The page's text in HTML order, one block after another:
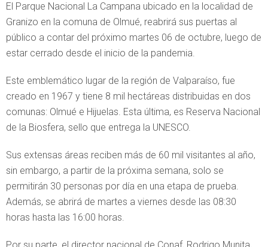
El Parque Nacional La Campana ubicado en la localidad de
Granizo en la comuna de Olmué, reabrirá sus puertas al
público a contar del próximo martes 06 de octubre, luego de
estar cerrado desde el inicio de la pandemia.
Este emblemático lugar de la región de Valparaíso, fue
creado en 1967 y tiene 8 mil hectáreas distribuidas en dos
comunas: Olmué e Hijuelas. Esta última, es Reserva Nacional
de la Biosfera, sello que entrega la UNESCO.
Sus extensas áreas reciben más de 60 mil visitantes al año,
sin embargo, a partir de la próxima semana, solo se
permitirán 30 personas por día en una etapa de prueba.
Además, se abrirá de martes a viernes desde las 08:30
horas hasta las 16:00 horas.